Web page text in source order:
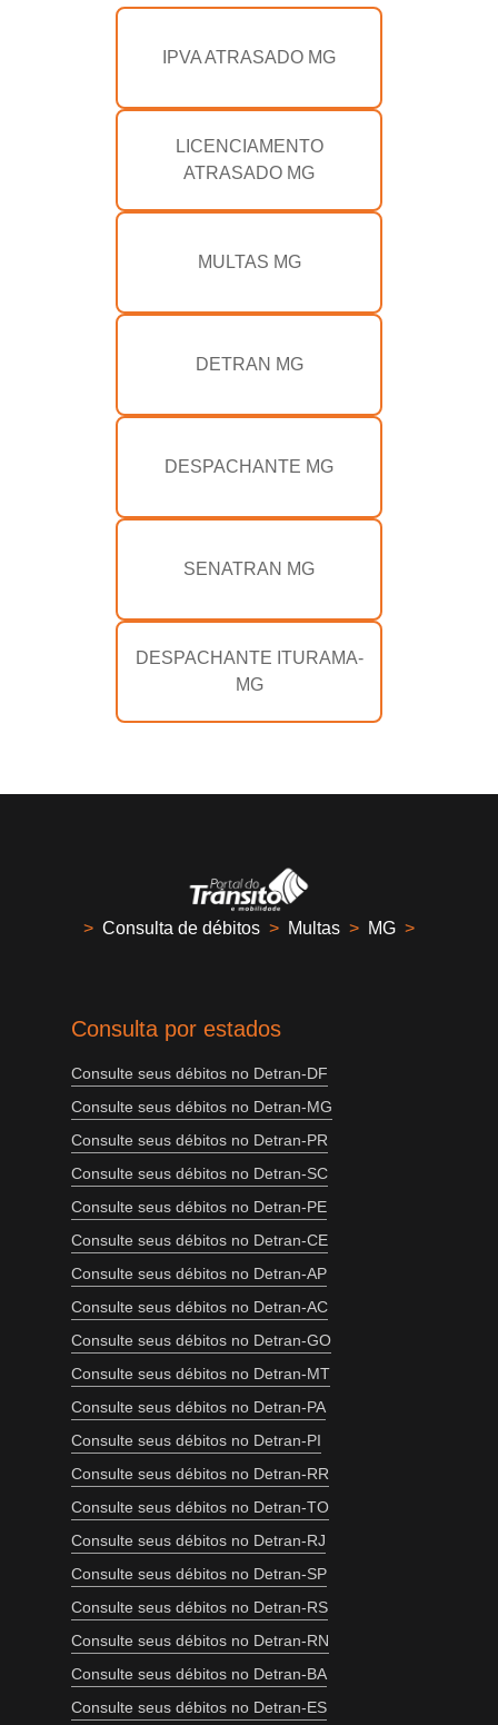
IPVA ATRASADO MG
LICENCIAMENTO
ATRASADO MG
MULTAS MG
DETRAN MG
DESPACHANTE MG
SENATRAN MG
DESPACHANTE ITURAMA-
MG
> Consulta de débitos > Multas > MG >
Consulta por estados
Consulte seus débitos no Detran-DF
Consulte seus débitos no Detran-MG
Consulte seus débitos no Detran-PR
Consulte seus débitos no Detran-SC
Consulte seus débitos no Detran-PE
Consulte seus débitos no Detran-CE
Consulte seus débitos no Detran-AP
Consulte seus débitos no Detran-AC
Consulte seus débitos no Detran-GO
Consulte seus débitos no Detran-MT
Consulte seus débitos no Detran-PA
Consulte seus débitos no Detran-PI
Consulte seus débitos no Detran-RR
Consulte seus débitos no Detran-TO
Consulte seus débitos no Detran-RJ
Consulte seus débitos no Detran-SP
Consulte seus débitos no Detran-RS
Consulte seus débitos no Detran-RN
Consulte seus débitos no Detran-BA
Consulte seus débitos no Detran-ES